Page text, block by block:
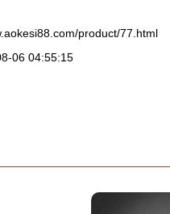
product/77.html
06 04:55:15